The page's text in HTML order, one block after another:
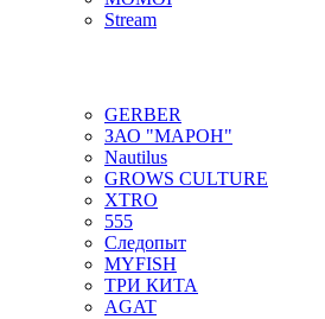
Stream
GERBER
ЗАО "МАРОН"
Nautilus
GROWS CULTURE
XTRO
555
Следопыт
MYFISH
ТРИ КИТА
AGAT